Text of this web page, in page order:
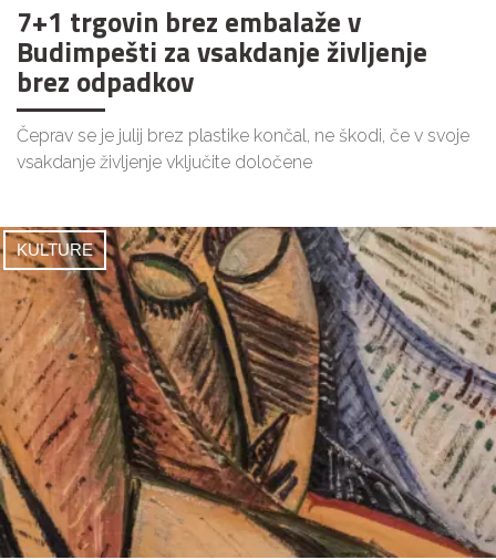
7+1 trgovin brez embalaže v
Budimpešti za vsakdanje življenje
brez odpadkov
Čeprav se je julij brez plastike končal, ne škodi, če v svoje
vsakdanje življenje vključite določene
KULTURE